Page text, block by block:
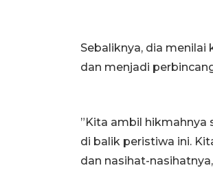
Sebaliknya, dia
dan menjadi
”Kita ambil hikmahnya
di balik peristiwa ini.
dan nasihat-